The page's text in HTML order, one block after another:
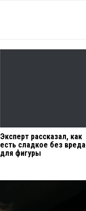
Эксперт рассказал, как
есть сладкое без вреда
для фигуры